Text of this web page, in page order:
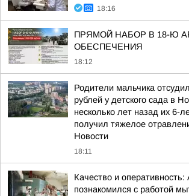
18:16
ПРЯМОЙ НАБОР В 18-Ю
ОБЕСПЕЧЕНИЯ
18:12
Родители мальчика
рублей у детского сада в
несколько лет назад их 6-
получил тяжелое
Новости
18:11
Качество и оперативность:
познакомился с работой